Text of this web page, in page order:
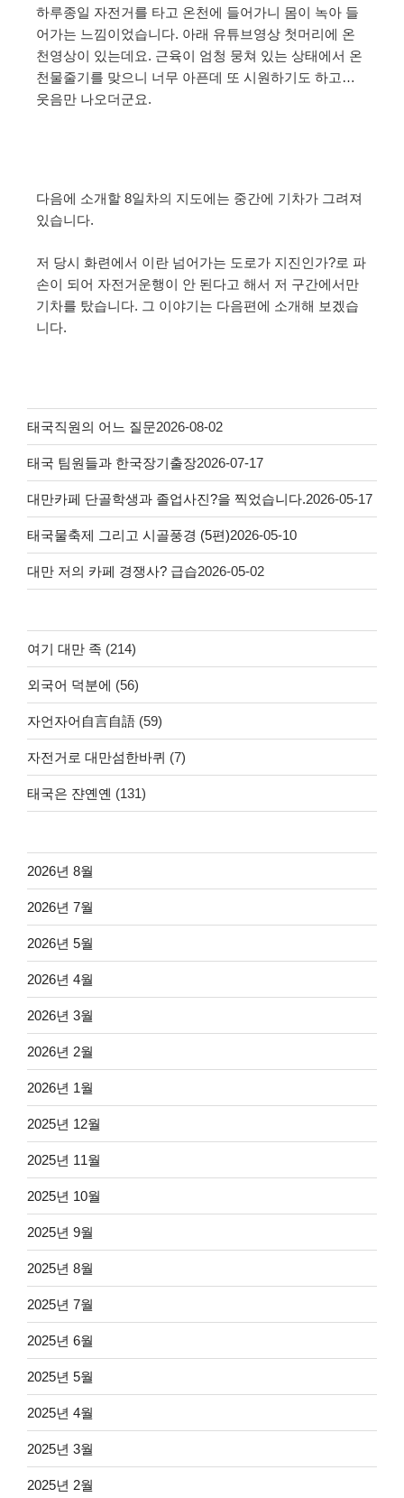
하루종일 자전거를 타고 온천에 들어가니 몸이 녹아 들
어가는 느낌이었습니다. 아래 유튜브영상 첫머리에 온
천영상이 있는데요. 근육이 엄청 뭉쳐 있는 상태에서 온
천물줄기를 맞으니 너무 아픈데 또 시원하기도 하고…
웃음만 나오더군요.
다음에 소개할 8일차의 지도에는 중간에 기차가 그려져
있습니다.
저 당시 화련에서 이란 넘어가는 도로가 지진인가?로 파
손이 되어 자전거운행이 안 된다고 해서 저 구간에서만
기차를 탔습니다. 그 이야기는 다음편에 소개해 보겠습
니다.
태국직원의 어느 질문2026-08-02
태국 팀원들과 한국장기출장2026-07-17
대만카페 단골학생과 졸업사진?을 찍었습니다.2026-05-17
태국물축제 그리고 시골풍경 (5편)2026-05-10
대만 저의 카페 경쟁사? 급습2026-05-02
여기 대만 족 (214)
외국어 덕분에 (56)
자언자어自言自語 (59)
자전거로 대만섬한바퀴 (7)
태국은 쟌옌옌 (131)
2026년 8월
2026년 7월
2026년 5월
2026년 4월
2026년 3월
2026년 2월
2026년 1월
2025년 12월
2025년 11월
2025년 10월
2025년 9월
2025년 8월
2025년 7월
2025년 6월
2025년 5월
2025년 4월
2025년 3월
2025년 2월